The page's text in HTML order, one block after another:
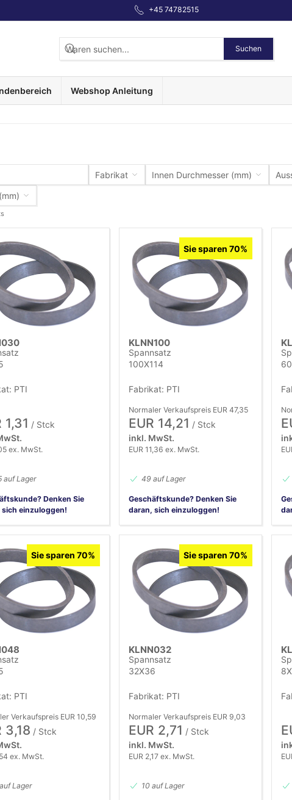
+45 74782515
Suchen
Webshop Anleitung
Fabrikat Innen Durchmesser (mm)
PTI
1,31 / Stck
ex. MwSt.
auf Lager
Denken Sie
sich einzuloggen!
Sie sparen 70%
KLNN100
Spannsatz
100X114
Fabrikat: PTI
Normaler Verkaufspreis EUR 47,35
EUR 14,21 / Stck
inkl. MwSt.
EUR 11,36 ex. MwSt.
49 auf Lager
Geschäftskunde? Denken Sie
daran, sich einzuloggen!
Sie sparen 70%
PTI
Verkaufspreis EUR 10,59
3,18 / Stck
ex. MwSt.
Lager
Sie sparen 70%
KLNN032
Spannsatz
32X36
Fabrikat: PTI
Normaler Verkaufspreis EUR 9,03
EUR 2,71 / Stck
inkl. MwSt.
EUR 2,17 ex. MwSt.
10 auf Lager